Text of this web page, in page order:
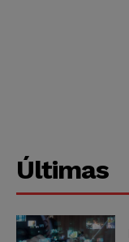
Últimas